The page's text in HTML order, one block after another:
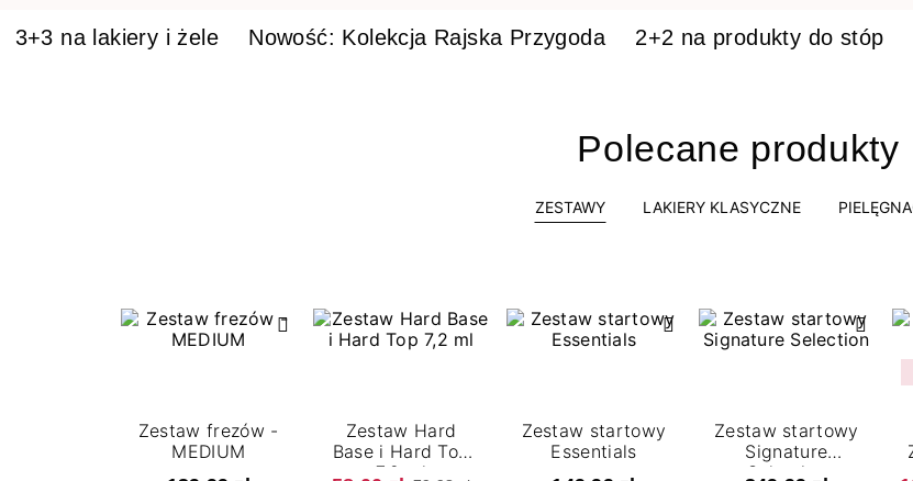
3+3 na lakiery i żele Nowość: Kolekcja Rajska Przygoda 2+2 na produkty do stóp
Polecane produkty
ZESTAWY LAKIERY KLASYCZNE
Zestaw frezów -
MEDIUM
Zestaw Hard
Base i Hard Top
7,2 ml
Zestaw startowy
Essentials
Zestaw startowy
Signature
Selection